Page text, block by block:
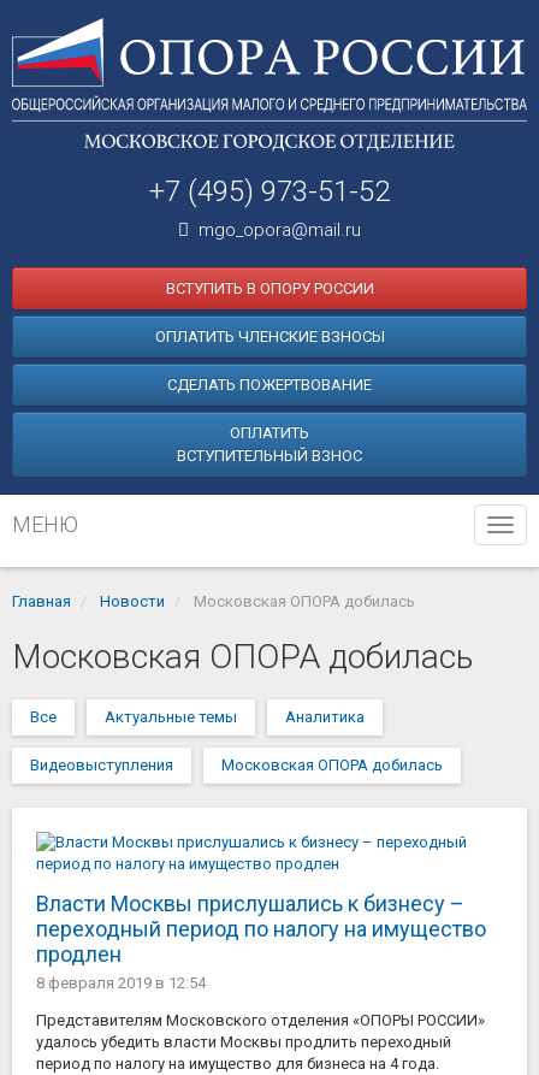
+7 (495) 973-51-52
mgo_opora@mail.ru
ВСТУПИТЬ В ОПОРУ РОССИИ
ОПЛАТИТЬ ЧЛЕНСКИЕ ВЗНОСЫ
СДЕЛАТЬ ПОЖЕРТВОВАНИЕ
ОПЛАТИТЬ
ВСТУПИТЕЛЬНЫЙ ВЗНОС
МЕНЮ
Главная Новости Московская ОПОРА добилась
Московская ОПОРА добилась
Все Актуальные темы Аналитика
Видеовыступления Московская ОПОРА добилась
Власти Москвы прислушались к бизнесу –
переходный период по налогу на имущество
продлен
8 февраля 2019 в 12:54
Представителям Московского отделения «ОПОРЫ РОССИИ»
удалось убедить власти Москвы продлить переходный
период по налогу на имущество для бизнеса на 4 года.